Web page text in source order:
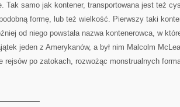
Tak samo jak kontener, transportowana jest też
formę, lub też wielkość. Pierwszy taki
od niego powstała nazwa kontenerowca, w
jeden z Amerykanów, a był nim Malcolm
rejsów po zatokach, rozwożąc monstrualnych